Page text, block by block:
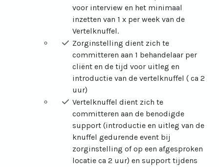
voor interview en het minimaal
inzetten van 1 x per week van de
Vertelknuffel.
Zorginstelling dient zich te
committeren aan 1 behandelaar per
cliënt en de tijd voor uitleg en
introductie van de vertelknuffel ( ca 2
uur)
Vertelknuffel dient zich te
committeren aan de benodigde
support (introductie en uitleg van de
knuffel gedurende event bij
zorginstelling of op een afgesproken
locatie ca 2 uur) en support tijdens